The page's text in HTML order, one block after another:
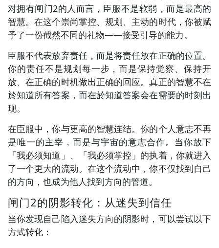
对拥有闸门2的人而言，臣服不是软弱，而是最高的
智慧。在这个崇尚掌控、规划、主动的时代，你被赋
予了一份截然不同的礼物——接受引导的能力。
臣服不代表放弃责任，而是将责任放在正确的位置。
你的责任不是规划每一步，而是保持觉察、保持开
放、在正确的时机做出正确的回应。真正的智慧不在
於知道所有答案，而在於知道答案会在需要的时刻出
现。
在臣服中，你与更高的智慧连结。你的个人意志不再
是唯一的主宰，而是与宇宙的意志合作。当你放下
「我必须知道」、「我必须掌控」的执着，你就进入
了一个更大的流动。在这个流动中，你不仅找到自己
的方向，也成为他人找到方向的管道。
闸门2的阴影转化：从迷失到信任
当你发现自己陷入迷失方向的阴影时，可以尝试以下
方式转化：